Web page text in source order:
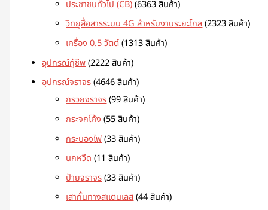
ประชาชนทั่วไป (CB) 6363 สินค้า
วิทยุสื่อสารระบบ 4G สำหรับงานระยะไกล 2323 สินค้า
เครื่อง 0.5 วัตต์ 1313 สินค้า
อุปกรณ์กู้ชีพ 2222 สินค้า
อุปกรณ์จราจร 4646 สินค้า
กรวยจราจร 99 สินค้า
กระจกโค้ง 55 สินค้า
กระบองไฟ 33 สินค้า
นกหวีด 11 สินค้า
ป้ายจราจร 33 สินค้า
เสากั้นทางสแตนเลส 44 สินค้า